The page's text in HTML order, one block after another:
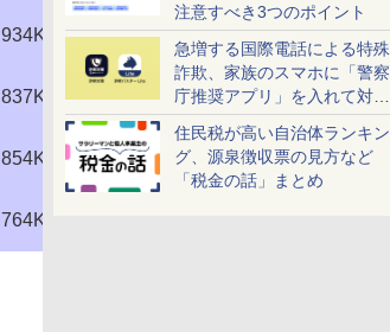
注意すべき3つのポイント
急増する国際電話による特殊
詐欺、家族のスマホに「警察
庁推奨アプリ」を入れて対策
しよう！
住民税が高い自治体ランキン
グ、源泉徴収票の見方など
「税金の話」まとめ
934Kbps8,374Kbps
837Kbps7,530Kbps
854Kbps 7,075Kbps
764Kbps